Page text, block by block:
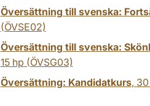
Översättning till svenska:
(ÖVSE02)
Översättning till svenska:
15 hp (ÖVSG03)
Översättning: Kandidatkurs,